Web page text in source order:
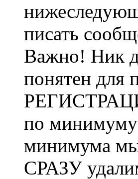
писать
Важно! Ник
понятен для
по минимуму
минимума
СРАЗУ